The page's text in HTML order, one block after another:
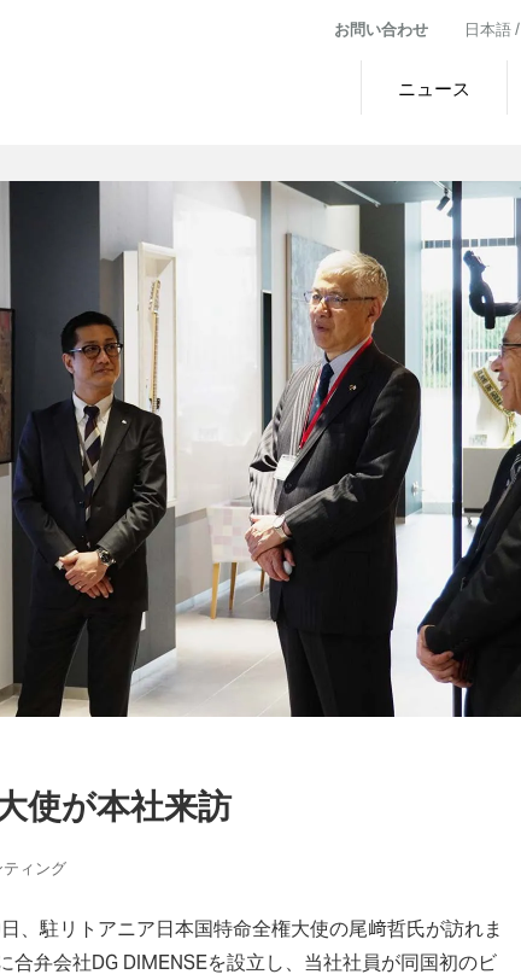
お問い合わせ 日本語 /
ニュース
使が本社来訪
ィング
、駐リトアニア日本国特命全権大使の尾﨑哲氏が訪れま
合弁会社DG DIMENSEを設立し、当社社員が同国初のビ